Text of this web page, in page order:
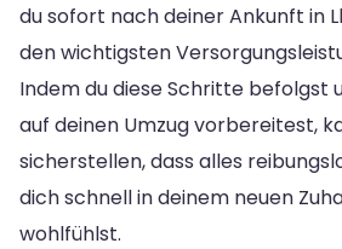
du sofort nach deiner Ankunft in
den wichtigsten
Indem du diese Schritte befolgst
auf deinen Umzug vorbereitest,
sicherstellen, dass alles
dich schnell in deinem neuen
wohlfühlst.